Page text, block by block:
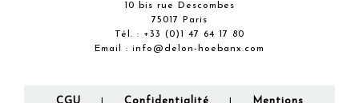
10 bis rue Descombes
75017 Paris
Tél. : +33 (0)1 47 64 17 80
Email : info@delon-hoebanx.com